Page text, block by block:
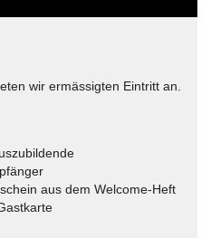
wir ermässigten Eintritt an.
aus dem Welcome-Heft